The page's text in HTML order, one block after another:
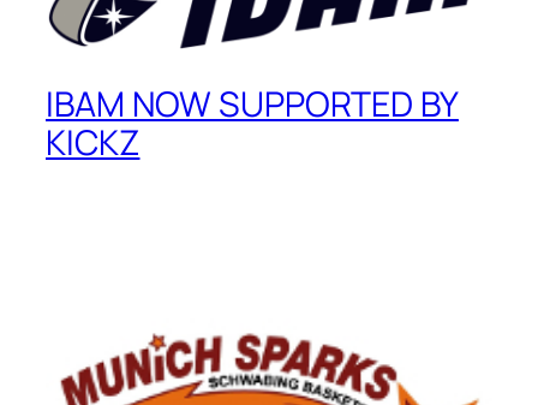
IBAM NOW SUPPORTED BY
KICKZ